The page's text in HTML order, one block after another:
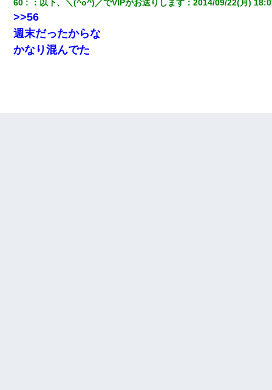
60 ： 以下、＼(^o^)／でVIPがお送りします ：2014/09/22(月)
>>56
週末だったからな
かなり混んでた